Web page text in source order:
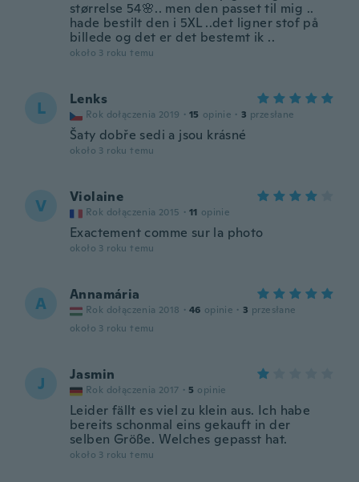
størrelse 54🌸.. men den passet til mig ..
hade bestilt den i 5XL ..det ligner stof på
billede og det er det bestemt ik ..
około 3 roku temu
L Lenks
Rok dołączenia 2019 · 15 opinie · 3 przesłane
Šaty dobře sedi a jsou krásné
około 3 roku temu
V Violaine
Rok dołączenia 2015 · 11 opinie
Exactement comme sur la photo
około 3 roku temu
A Annamária
Rok dołączenia 2018 · 46 opinie · 3 przesłane
około 3 roku temu
J Jasmin
Rok dołączenia 2017 · 5 opinie
Leider fällt es viel zu klein aus. Ich habe
bereits schonmal eins gekauft in der
selben Größe. Welches gepasst hat.
około 3 roku temu